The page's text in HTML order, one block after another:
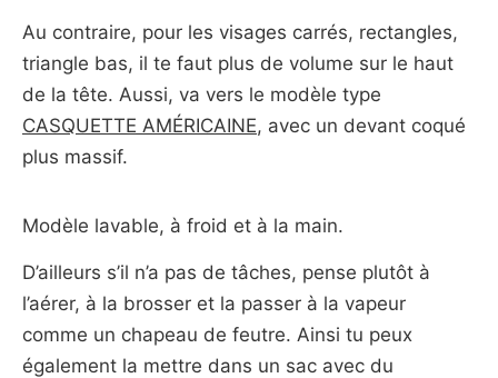
Au contraire, pour les visages carrés, rectangles,
triangle bas, il te faut plus de volume sur le haut
de la tête. Aussi, va vers le modèle type
CASQUETTE AMÉRICAINE, avec un devant coqué
plus massif.
Modèle lavable, à froid et à la main.
D’ailleurs s’il n’a pas de tâches, pense plutôt à
l’aérer, à la brosser et la passer à la vapeur
comme un chapeau de feutre. Ainsi tu peux
également la mettre dans un sac avec du